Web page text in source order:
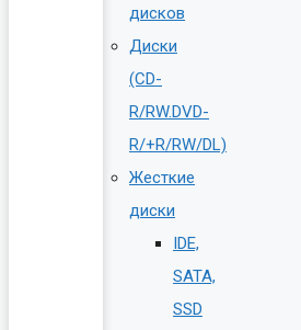
дисков
Диски
(CD-
R/RW.DVD-
R/+R/RW/DL)
Жесткие
диски
IDE,
SATA,
SSD